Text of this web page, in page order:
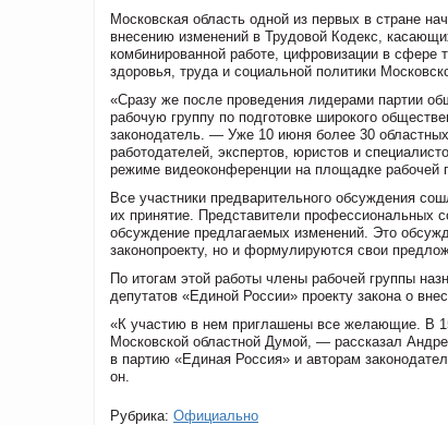
Московская область одной из первых в стране
внесению изменений в Трудовой Кодекс,
комбинированной работе, цифровизации в
здоровья, труда и социальной политики
«Сразу же после проведения лидерами партии
рабочую группу по подготовке широкого
законодатель. — Уже 10 июня более 30
работодателей, экспертов, юристов и
режиме видеоконференции на площадке рабочей
Все участники предварительного обсуждения
их принятие. Представители профессиональных
обсуждение предлагаемых изменений. Это
законопроекту, но и формулируются свои
По итогам этой работы члены рабочей группы
депутатов «Единой России» проекту закона о
«К участию в нем приглашены все желающие. В
Московской областной Думой, — рассказал
в партию «Единая Россия» и авторам
он.
Рубрика: Официально